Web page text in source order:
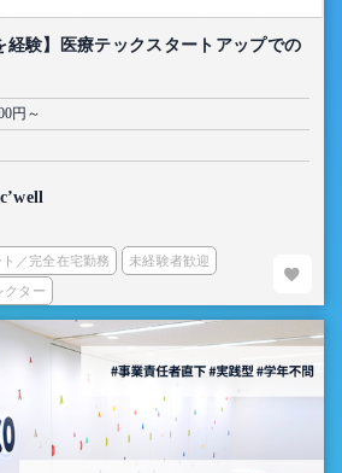
経験】医療テックスタートアップでの
円～
／完全在宅勤務 未経験者歓迎
クター